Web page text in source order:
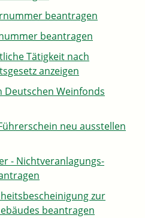
beantragen
beantragen
Tätigkeit nach
anzeigen
Deutschen Weinfonds
neu ausstellen
- Nichtveranlagungs-
zur
beantragen